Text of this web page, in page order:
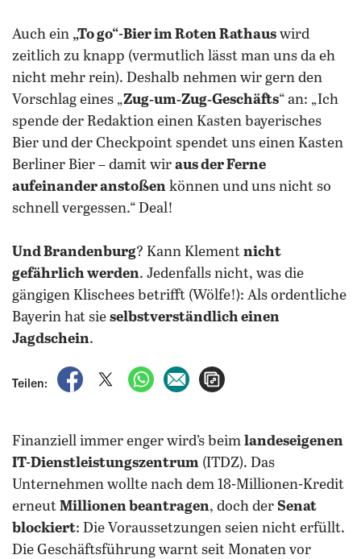
Auch ein „To go“-Bier im Roten Rathaus wird
zeitlich zu knapp (vermutlich lässt man uns da eh
nicht mehr rein). Deshalb nehmen wir gern den
Vorschlag eines „Zug‑um‑Zug‑Geschäfts“ an: „Ich
spende der Redaktion einen Kasten bayerisches
Bier und der Checkpoint spendet uns einen Kasten
Berliner Bier – damit wir aus der Ferne
aufeinander anstoßen können und uns nicht so
schnell vergessen.“ Deal!
Und Brandenburg? Kann Klement nicht
gefährlich werden. Jedenfalls nicht, was die
gängigen Klischees betrifft (Wölfe!): Als ordentliche
Bayerin hat sie selbstverständlich einen
Jagdschein.
Teilen:
auf Facebook teilen
auf X teilenper WhatsApp teilen
per E-Mail teilen
Finanziell immer enger wird’s beim landeseigenen
IT-Dienstleistungszentrum (ITDZ). Das
Unternehmen wollte nach dem 18-Millionen-Kredit
erneut Millionen beantragen, doch der Senat
blockiert: Die Voraussetzungen seien nicht erfüllt.
Die Geschäftsführung warnt seit Monaten vor